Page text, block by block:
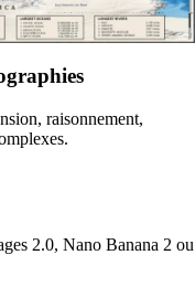
raisonnement,
2.0, Nano Banana 2 ou